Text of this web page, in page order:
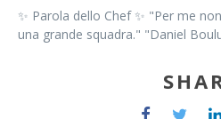
✨ Parola dello Chef ✨ "Per me
una grande squadra." "Daniel